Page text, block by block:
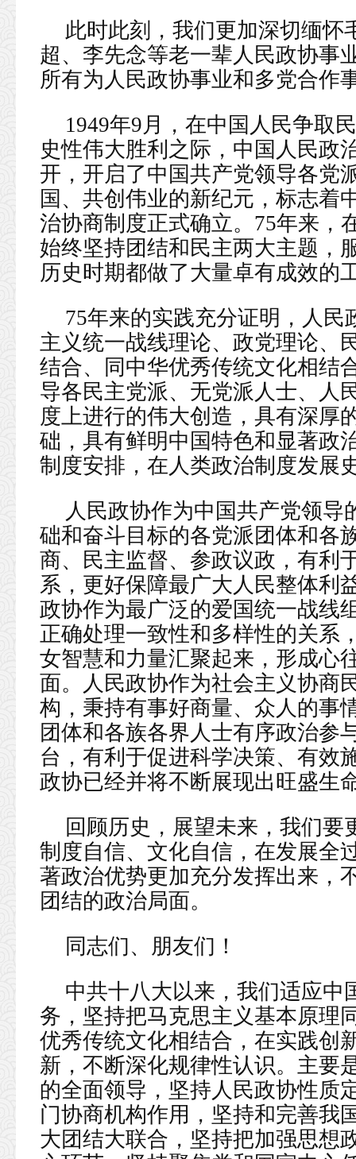
此时此刻，我们更加深切缅怀
超、李先念等老一辈人民政协事
所有为人民政协事业和多党合作
1949年9月，在中国人民争取
史性伟大胜利之际，中国人民政
开，开启了中国共产党领导各党
国、共创伟业的新纪元，标志着
治协商制度正式确立。75年来，
始终坚持团结和民主两大主题，
历史时期都做了大量卓有成效的
75年来的实践充分证明，人
主义统一战线理论、政党理论、
结合、同中华优秀传统文化相结
导各民主党派、无党派人士、人
度上进行的伟大创造，具有深厚
础，具有鲜明中国特色和显著政
制度安排，在人类政治制度发展
人民政协作为中国共产党领
础和奋斗目标的各党派团体和各
商、民主监督、参政议政，有利
系，更好保障最广大人民整体利
政协作为最广泛的爱国统一战线
正确处理一致性和多样性的关系
女智慧和力量汇聚起来，形成心
面。人民政协作为社会主义协商
构，秉持有事好商量、众人的事
团体和各族各界人士有序政治参
台，有利于促进科学决策、有效
政协已经并将不断展现出旺盛生
回顾历史，展望未来，我们
制度自信、文化自信，在发展全
著政治优势更加充分发挥出来，
团结的政治局面。
同志们、朋友们！
中共十八大以来，我们适应中
务，坚持把马克思主义基本原理
优秀传统文化相结合，在实践创
新，不断深化规律性认识。主要
的全面领导，坚持人民政协性质
门协商机构作用，坚持和完善我
大团结大联合，坚持把加强思想